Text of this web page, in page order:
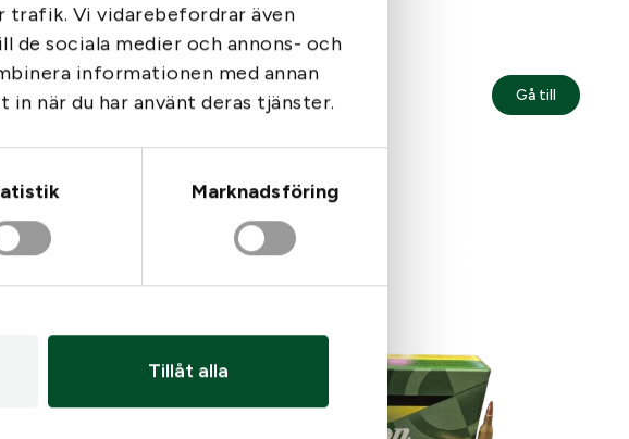
trafik. Vi vidarebefordrar även
sociala medier och annons- och
informationen med annan
när du har använt deras tjänster.
Marknadsföring
Tillåt alla
Gå till 1 245 kr
I lager
Gå till